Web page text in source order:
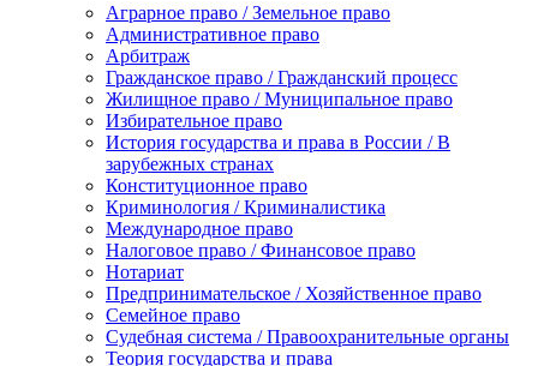
Аграрное право / Земельное право
Административное право
Арбитраж
Гражданское право / Гражданский процесс
Жилищное право / Муниципальное право
Избирательное право
История государства и права в России / В
зарубежных странах
Конституционное право
Криминология / Криминалистика
Международное право
Налоговое право / Финансовое право
Нотариат
Предпринимательское / Хозяйственное право
Семейное право
Судебная система / Правоохранительные органы
Теория государства и права